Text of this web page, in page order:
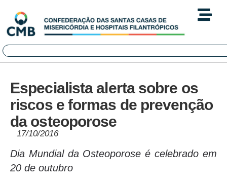
Especialista alerta sobre os
riscos e formas de prevenção
da osteoporose
17/10/2016
Dia Mundial da Osteoporose é celebrado em
20 de outubro